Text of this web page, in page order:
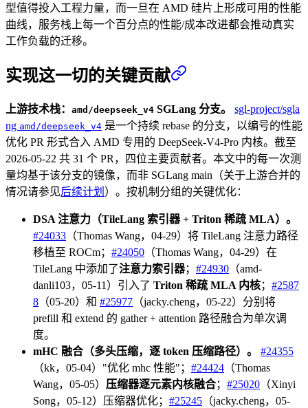
型值得投入工程力量，而一旦在 AMD 硅片上形成可用的性能
曲线，服务栈上每一个百分点的性能/成本改进都会推动真实
工作负载的迁移。
实现这一切的关键贡献
上游技术栈： amd/deepseek_v4 SGLang 分支。
sgl-project/sgla
ng amd/deepseek_v4 是一个持续 rebase 的分支，以编号的性能
优化 PR 形式合入 AMD 专用的 DeepSeek-V4-Pro 内核。截至
2026-05-22 共 31 个 PR，四位主要贡献者。本文中的每一次测
量均基于该分支的镜像，而非 SGLang main（关于上游合并的
情况请参见后续计划 ）。按机制分组的关键优化：
DSA 注意力（TileLang 索引器 + Triton 稀疏 MLA）。
#24033 （Thomas Wang，04-29）将 TileLang 注意力路径
移植至 ROCm； #24050 （Thomas Wang，04-29）在
TileLang 中添加了注意力索引器； #24930 （amd-
danli103，05-11）引入了 Triton 稀疏 MLA 内核； #2587
8 （05-20）和 #25977 （jacky.cheng，05-22）分别将
prefill 和 extend 的 gather + attention 路径融合为单次调
度。
mHC 融合（多头压缩，逐 token 压缩路径）。
#24355
（kk，05-04）"优化 mhc 性能"； #24424 （Thomas
Wang，05-05） 压缩器逐元素内核融合； #25020 （Xinyi
Song，05-12）压缩器优化； #25245 （jacky.cheng，05-